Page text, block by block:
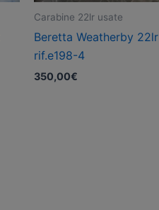
Carabine 22lr usate
Beretta Weatherby 22lr
rif.e198-4
350,00€